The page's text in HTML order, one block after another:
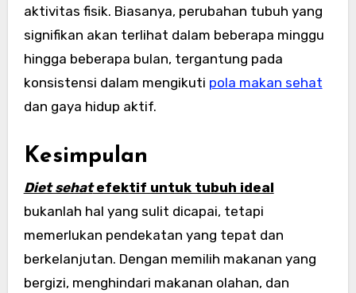
aktivitas fisik. Biasanya, perubahan tubuh yang
signifikan akan terlihat dalam beberapa minggu
hingga beberapa bulan, tergantung pada
konsistensi dalam mengikuti pola makan sehat
dan gaya hidup aktif.
Kesimpulan
Diet sehatefektif untuk tubuh ideal
bukanlah hal yang sulit dicapai, tetapi
memerlukan pendekatan yang tepat dan
berkelanjutan. Dengan memilih makanan yang
bergizi, menghindari makanan olahan, dan